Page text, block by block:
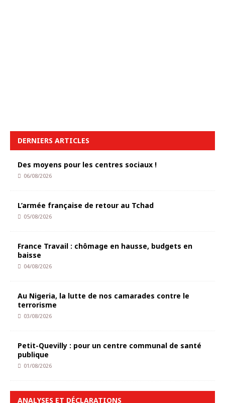
DERNIERS ARTICLES
Des moyens pour les centres sociaux !
06/08/2026
L’armée française de retour au Tchad
05/08/2026
France Travail : chômage en hausse, budgets en
baisse
04/08/2026
Au Nigeria, la lutte de nos camarades contre le
terrorisme
03/08/2026
Petit-Quevilly : pour un centre communal de santé
publique
01/08/2026
ANALYSES ET DÉCLARATIONS